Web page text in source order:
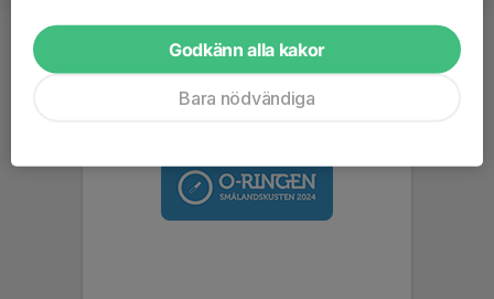
Godkänn alla kakor
Bara nödvändiga